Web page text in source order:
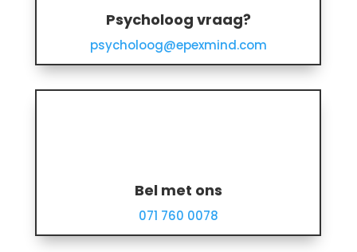
Psycholoog vraag?
psycholoog@epexmind.com
Bel met ons
071 760 0078